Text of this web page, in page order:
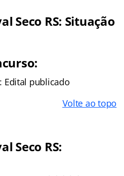
Seco RS: Situação
Edital publicado
Volte ao topo
Seco RS: